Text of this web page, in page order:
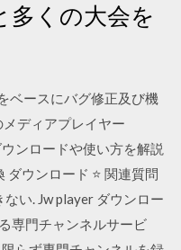
多くの大会を
ベースにバグ修正及び機
ディアプレイヤー
ンロードや使い方を解説
ダウンロード ⭐ 関連質問
い. Jw player ダウンロー
専門チャンネルサービ